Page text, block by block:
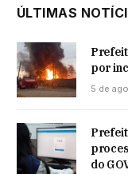
ÚLTIMAS
por
5 de
do